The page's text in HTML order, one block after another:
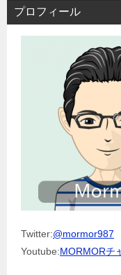
プロフィール
Twitter:@mormor987
Youtube:MORMORチ